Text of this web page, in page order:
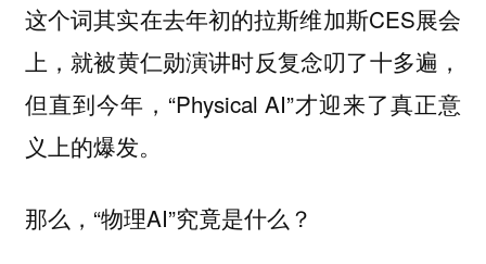
这个词其实在去年初的拉斯维加斯CES展会
上，就被黄仁勋演讲时反复念叨了十多遍，
但直到今年，“Physical AI”才迎来了真正意
义上的爆发。
那么，“物理AI”究竟是什么？